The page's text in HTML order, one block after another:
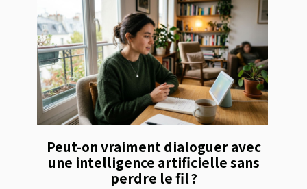
Peut-on vraiment dialoguer avec
une intelligence artificielle sans
perdre le fil ?